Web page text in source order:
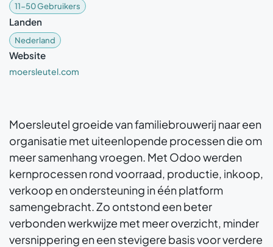
11-50 Gebruikers
Landen
Nederland
Website
moersleutel.com
Moersleutel groeide van familiebrouwerij naar een
organisatie met uiteenlopende processen die om
meer samenhang vroegen. Met Odoo werden
kernprocessen rond voorraad, productie, inkoop,
verkoop en ondersteuning in één platform
samengebracht. Zo ontstond een beter
verbonden werkwijze met meer overzicht, minder
versnippering en een stevigere basis voor verdere